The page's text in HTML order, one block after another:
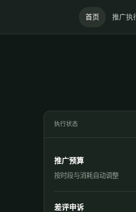
首页 推广执
执行状态
推广预算
按时段与消耗自动调整
差评申诉